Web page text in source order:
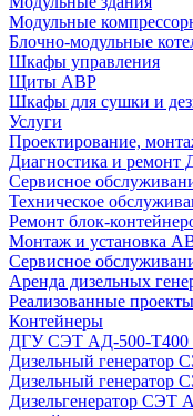
Модульные
Блочно-модульные
Шкафы управления
Щиты АВР
Шкафы для сушки и
Услуги
Проектирование,
Диагностика и ремонт
Сервисное
Техническое
Ремонт блок-
Монтаж и установка
Сервисное
Аренда дизельных
Реализованные проекты
Контейнеры
ДГУ СЭТ АД-500-Т400
Дизельный генератор
Дизельный генератор
Дизельгенератор СЭТ